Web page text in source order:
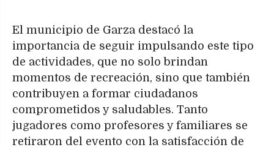
El municipio de Garza destacó la
importancia de seguir impulsando este tipo
de actividades, que no solo brindan
momentos de recreación, sino que también
contribuyen a formar ciudadanos
comprometidos y saludables. Tanto
jugadores como profesores y familiares se
retiraron del evento con la satisfacción de